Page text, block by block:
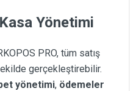
Yönetimi
PRO, tüm satış
gerçekleştirebilir.
yönetimi, ödemeler